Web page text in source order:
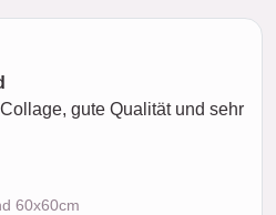
gute Qualität und sehr
60x60cm